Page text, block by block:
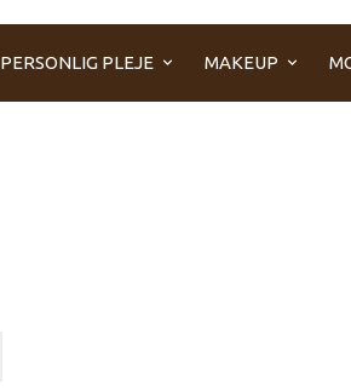
PERSONLIG PLEJE MAKEUP